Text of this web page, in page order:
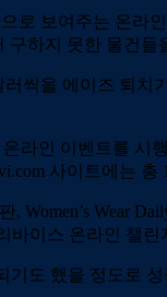
보여주는 온라
하지 못한 물건
씩을 에이즈 퇴
인 이벤트를 시
사이트에는
Wear
바이스 온라인 챌
도 했을 정도로